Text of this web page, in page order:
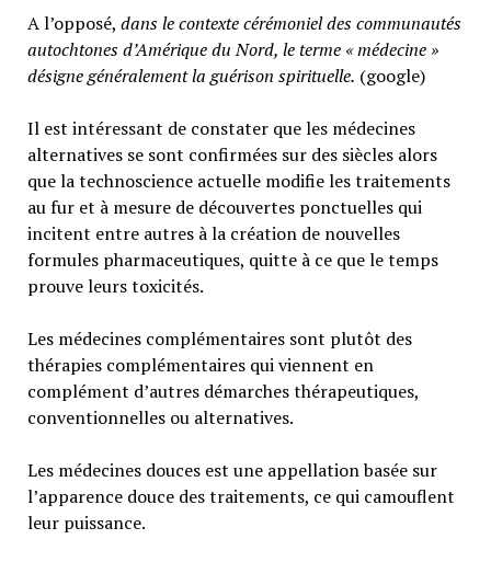
A l’opposé, dans le contexte cérémoniel des communautés
autochtones d’Amérique du Nord, le terme « médecine »
désigne généralementla guérison spirituelle. (google)
Il est intéressant de constater que les médecines
alternatives se sont confirmées sur des siècles alors
que la technoscience actuelle modifie les traitements
au fur et à mesure de découvertes ponctuelles qui
incitent entre autres à la création de nouvelles
formules pharmaceutiques, quitte à ce que le temps
prouve leurs toxicités.
Les médecines complémentaires sont plutôt des
thérapies complémentaires qui viennent en
complément d’autres démarches thérapeutiques,
conventionnelles ou alternatives.
Les médecines douces est une appellation basée sur
l’apparence douce des traitements, ce qui camouflent
leur puissance.